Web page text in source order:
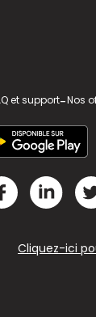
et support-Nos
Cliquez-ici